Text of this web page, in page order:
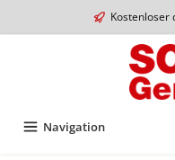
Kostenloser
Navigation